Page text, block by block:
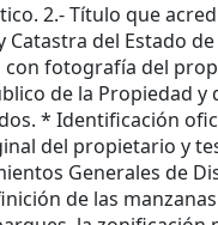
2.- Título que
del Estado
fotografía del
de la Propiedad
* Identificación
del propietario y
Generales de
de las